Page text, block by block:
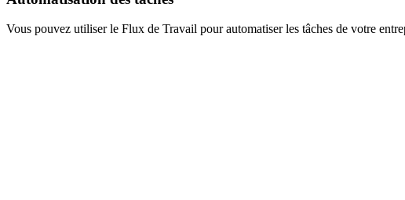
Vous pouvez utiliser le Flux de Travail pour automatiser les tâches de votre